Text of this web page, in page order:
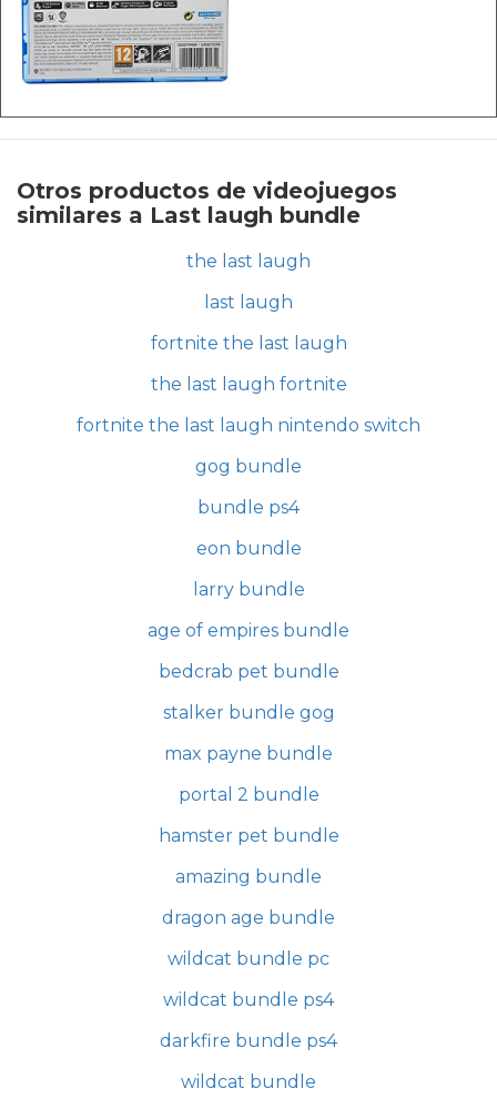
Otros productos de videojuegos
similares a Last laugh bundle
the last laugh
last laugh
fortnite the last laugh
the last laugh fortnite
fortnite the last laugh nintendo switch
gog bundle
bundle ps4
eon bundle
larry bundle
age of empires bundle
bedcrab pet bundle
stalker bundle gog
max payne bundle
portal 2 bundle
hamster pet bundle
amazing bundle
dragon age bundle
wildcat bundle pc
wildcat bundle ps4
darkfire bundle ps4
wildcat bundle